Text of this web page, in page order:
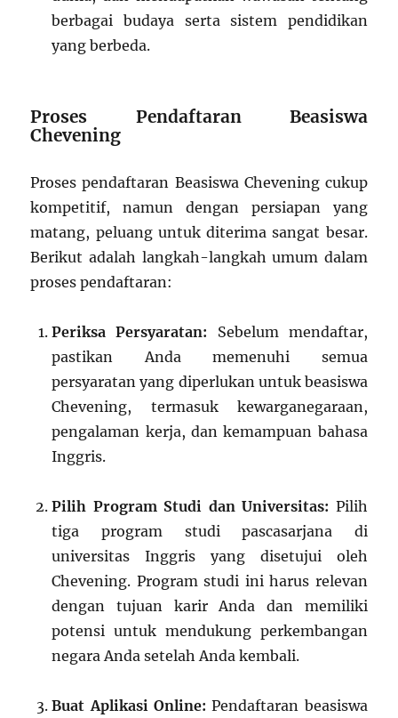
berbagai budaya serta sistem pendidikan
yang berbeda.
Proses Pendaftaran Beasiswa
Chevening
Proses pendaftaran Beasiswa Chevening cukup
kompetitif, namun dengan persiapan yang
matang, peluang untuk diterima sangat besar.
Berikut adalah langkah-langkah umum dalam
proses pendaftaran:
Periksa Persyaratan: Sebelum mendaftar,
pastikan Anda memenuhi semua
persyaratan yang diperlukan untuk beasiswa
Chevening, termasuk kewarganegaraan,
pengalaman kerja, dan kemampuan bahasa
Inggris.
Pilih Program Studi dan Universitas: Pilih
tiga program studi pascasarjana di
universitas Inggris yang disetujui oleh
Chevening. Program studi ini harus relevan
dengan tujuan karir Anda dan memiliki
potensi untuk mendukung perkembangan
negara Anda setelah Anda kembali.
Buat Aplikasi Online: Pendaftaran beasiswa